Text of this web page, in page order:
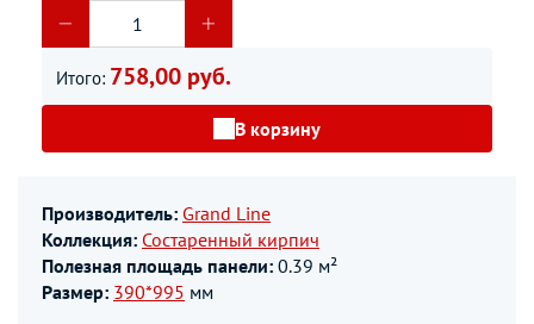
Итого: 758,00 руб.
В корзину
Производитель: Grand Line
Коллекция: Состаренный кирпич
Полезная площадь панели: 0.39 м²
Размер: 390*995 мм